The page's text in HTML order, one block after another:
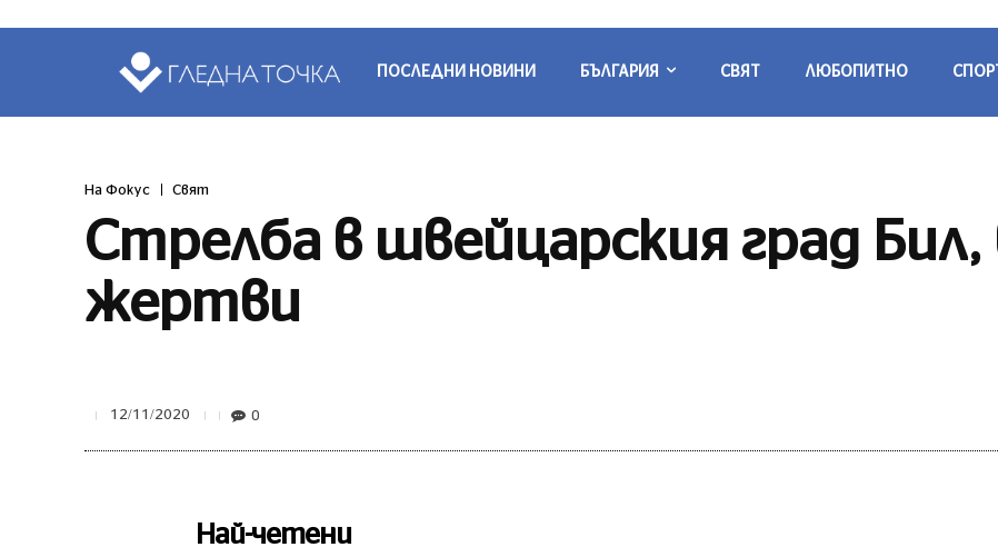
ПОСЛЕДНИ НОВИНИ БЪЛГАРИЯ СВЯТ ЛЮБОПИТНО СПОРТ
На Фокус Свят
Стрелба в швейцарския град
жертви
12/11/2020 0
Най-четени